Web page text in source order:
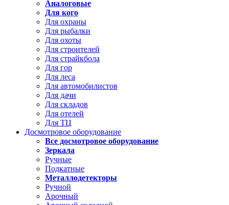
Аналоговые
Для кого
Для охраны
Для рыбалки
Для охоты
Для строителей
Для страйкбола
Для гор
Для леса
Для автомобилистов
Для дачи
Для складов
Для отелей
Для ТЦ
Досмотровое оборудование
Все досмотровое оборудование
Зеркала
Ручные
Подкатные
Металлодетекторы
Ручной
Арочный